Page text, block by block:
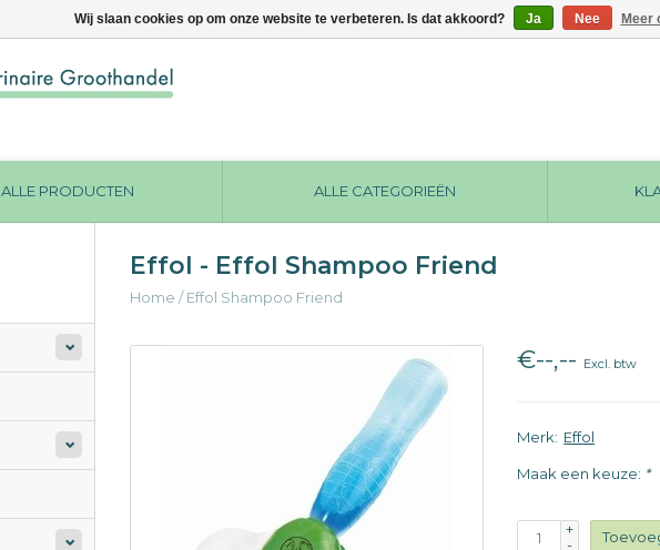
ALLE PRODUCTEN ALLE CATEGORIEËN
Effol - Effol Shampoo Friend
Home /Effol Shampoo Friend
€--,-- Excl. btw
Merk: Effol
Maak een keuze: *
+
-
Wij slaan cookies op om onze website te verbeteren. Is dat akkoord? Ja Nee Meer